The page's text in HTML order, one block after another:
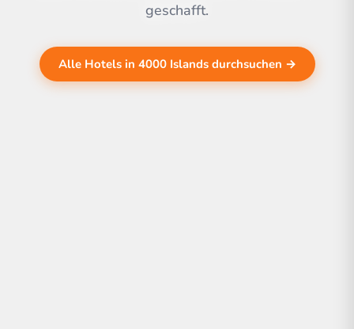
geschafft.
Alle Hotels in 4000 Islands durchsuchen →